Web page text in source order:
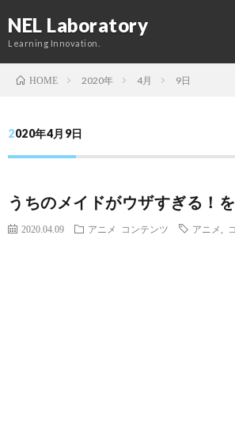
NEL Laboratory
Learning Innovation.
HOME 2020年 4月 9日
2020年4月9日
うちのメイドがウザすぎる！
2020.04.09 アニメ コンテンツ アニメ